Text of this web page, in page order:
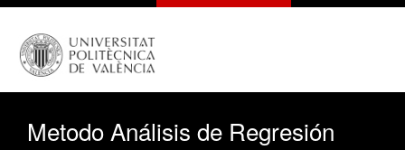
Metodo Análisis de Regresión